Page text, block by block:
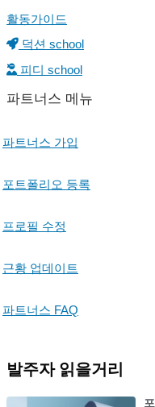
활동가이드
덕션 school
피디 school
파트너스 메뉴
파트너스 가입
포트폴리오 등록
프로필 수정
근황 업데이트
파트너스 FAQ
발주자 읽을거리